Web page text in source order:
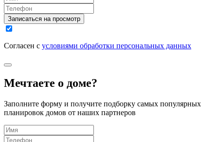
Записаться на просмотр
Согласен с условиями обработки персональных данных
Мечтаете о доме?
Заполните форму и получите подборку самых популярных
планировок домов от наших партнеров